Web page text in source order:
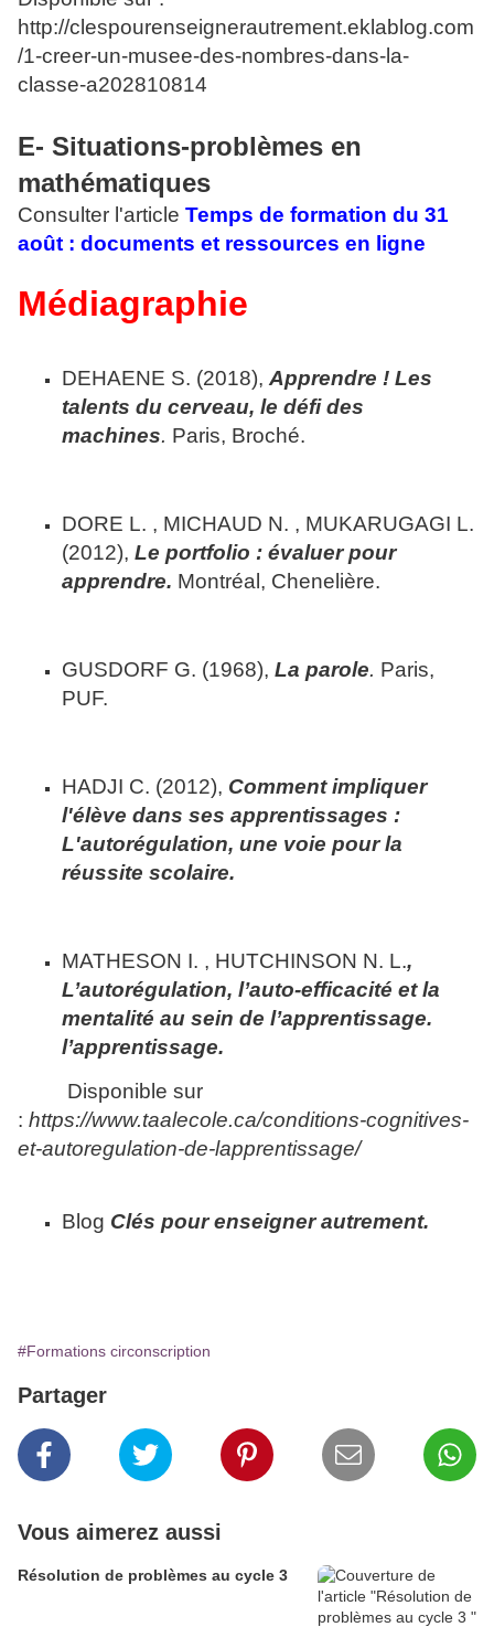
http://clespourenseignerautrement.eklablog.com
/1-creer-un-musee-des-nombres-dans-la-
classe-a202810814
E- Situations-problèmes en
mathématiques
Consulter l'article Temps de formation du 31
août : documents et ressources en ligne
Médiagraphie
DEHAENE S. (2018), Apprendre ! Les
talents du cerveau, le défi des
machines. Paris, Broché.
DORE L. , MICHAUD N. , MUKARUGAGI L.
(2012), Le portfolio : évaluer pour
apprendre. Montréal, Chenelière.
GUSDORF G. (1968), La parole. Paris,
PUF.
HADJI C. (2012), Comment impliquer
l'élève dans ses apprentissages :
L'autorégulation, une voie pour la
réussite scolaire.
MATHESON I. , HUTCHINSON N. L.,
L’autorégulation, l’auto-efficacité et la
mentalité au sein de l’apprentissage.
l’apprentissage.
Disponible sur
: https://www.taalecole.ca/conditions-cognitives-
et-autoregulation-de-lapprentissage/
Blog Clés pour enseigner autrement.
#Formations circonscription
Partager
Vous aimerez aussi
Résolution de problèmes au cycle 3